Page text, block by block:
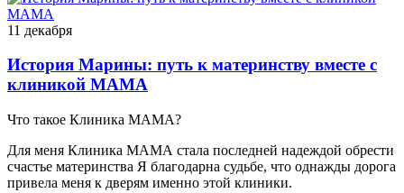
11 декабря
История Марины: путь к материнству вместе с
клиникой МАМА
Что такое Клиника МАМА?
Для меня Клиника МАМА стала последней надеждой обрести
счастье материнства Я благодарна судьбе, что однажды дорога
привела меня к дверям именно этой клиники.